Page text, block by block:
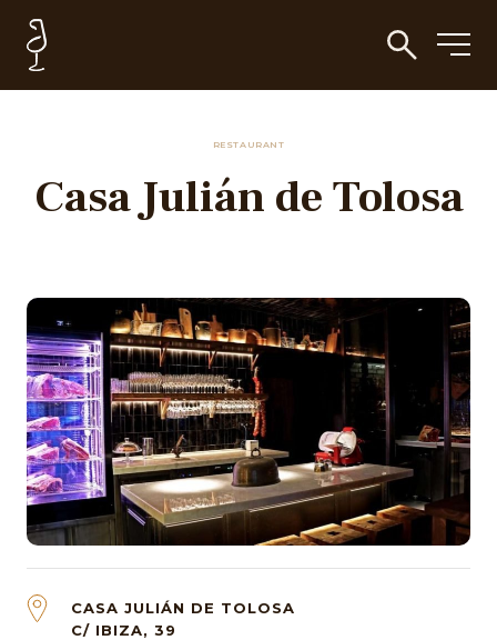
RESTAURANT
Casa Julián de Tolosa
CASA JULIÁN DE TOLOSA
C/ IBIZA, 39